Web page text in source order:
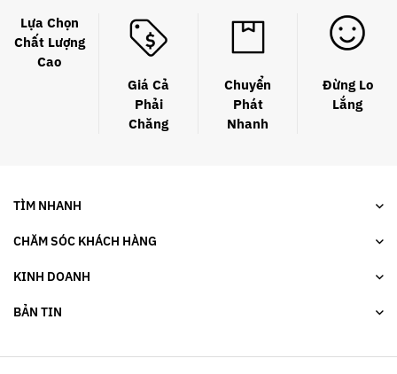
Lựa Chọn
Chất Lượng
Cao
Giá Cả
Phải
Chăng
Chuyển
Phát
Nhanh
Đừng Lo
Lắng
TÌM NHANH
CHĂM SÓC KHÁCH HÀNG
KINH DOANH
BẢN TIN